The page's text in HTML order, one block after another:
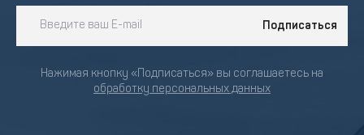
Подписаться
Нажимая кнопку «Подписаться» вы соглашаетесь на
обработку персональных данных